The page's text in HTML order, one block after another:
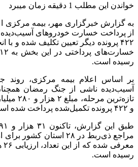
خواندن این مطلب 1 دقیقه زمان میبرد
به گزارش خبرگزاری مهر، بیمه مرکزی
۴۲۲ پرونده دیگر تعیین تکلیف شده و
رسیده است.
بر اساس اعلام بیمه مرکزی، روند
آسیب‌دیده ناشی از جنگ رمضان
و ۴۲۲ پرونده تکمیل‌شده پرداخت شده است.
مراجع ذی‌ربط در ۲۸ استان
رسیده است.